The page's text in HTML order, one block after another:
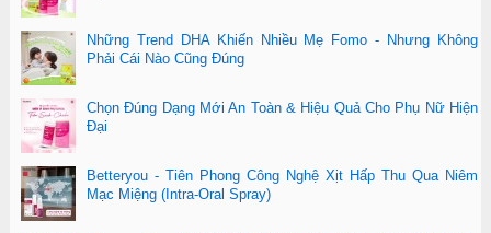
Những Trend DHA Khiến Nhiều Mẹ Fomo - Nhưng Không
Phải Cái Nào Cũng Đúng
Chọn Đúng Dạng Mới An Toàn & Hiệu Quả Cho Phụ Nữ Hiện
Đại
Betteryou - Tiên Phong Công Nghệ Xịt Hấp Thu Qua Niêm
Mạc Miệng (Intra-Oral Spray)